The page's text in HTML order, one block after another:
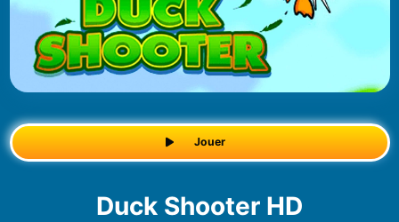
Jouer
Duck Shooter HD